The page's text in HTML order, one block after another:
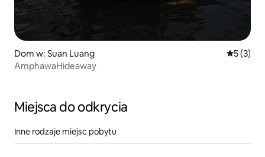
Dom w: Suan Luang Średnia
5 (3)
AmphawaHideaway
Miejsca do odkrycia
Inne rodzaje miejsc pobytu